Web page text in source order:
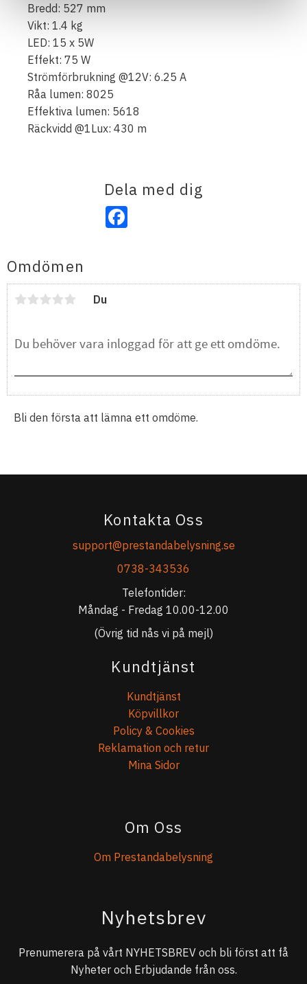
Bredd: 527 mm
Vikt: 1.4 kg
LED: 15 x 5W
Effekt: 75 W
Strömförbrukning @12V: 6.25 A
Råa lumen: 8025
Effektiva lumen: 5618
Räckvidd @1Lux: 430 m
Dela med dig
Facebook
Omdömen
Du
Bli den första att lämna ett omdöme.
Kontakta Oss
support@prestandabelysning.se
0738-343536
Telefontider:
Måndag - Fredag 10.00-12.00
(Övrig tid nås vi på mejl)
Kundtjänst
Kundtjänst
Köpvillkor
Policy & Cookies
Reklamation och retur
Mina Sidor
Om Oss
Om Prestandabelysning
Nyhetsbrev
Prenumerera på vårt NYHETSBREV och bli först att få
Nyheter och Erbjudande från oss.